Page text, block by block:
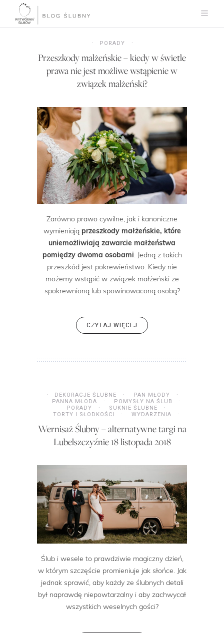
PORADY
Przeszkody małżeńskie – kiedy w świetle
prawa nie jest możliwe wstąpienie w
związek małżeński?
Zarówno prawo cywilne, jak i kanoniczne
wymieniają przeszkody małżeńskie, które
uniemożliwiają zawarcie małżeństwa
pomiędzy dwoma osobami. Jedną z takich
przeszkód jest pokrewieństwo. Kiedy nie
możemy wstąpić w związek małżeński ze
spokrewnioną lub spowinowaconą osobą?
CZYTAJ WIĘCEJ
DEKORACJE ŚLUBNE
PAN MŁODY
PANNA MŁODA
POMYSŁY NA ŚLUB
PORADY
SUKNIE ŚLUBNE
TORTY I SŁODKOŚCI
WYDARZENIA
Wernisaż Ślubny – alternatywne targi na
Lubelszczyźnie 18 listopada 2018
Ślub i wesele to prawdziwie magiczny dzień,
w którym szczęście promieniuje jak słońce. Jak
jednak sprawić, aby każdy ze ślubnych detali
był naprawdę niepowtarzalny i aby zachwycał
wszystkich weselnych gości?